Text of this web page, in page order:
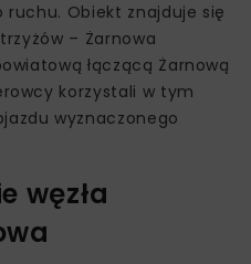
ruchu. Obiekt znajduje się
– Żarnowa
łączącą Żarnową
korzystali w tym
wyznaczonego
węzła